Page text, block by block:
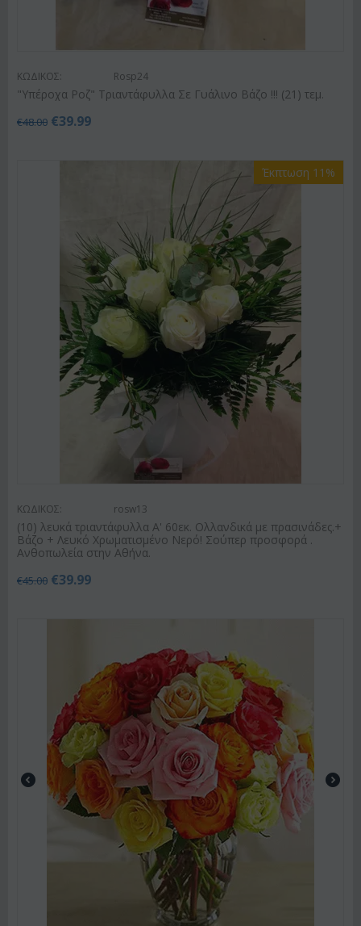
ΚΩΔΙΚΟΣ: Rosp24
"Υπέροχα Ροζ" Τριαντάφυλλα Σε Γυάλινο Βάζο !!! (21) τεμ.
€48.00 €39.99
Έκπτωση 11%
ΚΩΔΙΚΟΣ: rosw13
(10) λευκά τριαντάφυλλα Α' 60εκ. Ολλανδικά με πρασινάδες.+
Βάζο + Λευκό Χρωματισμένο Νερό! Σούπερ προσφορά .
Ανθοπωλεία στην Αθήνα.
€45.00 €39.99